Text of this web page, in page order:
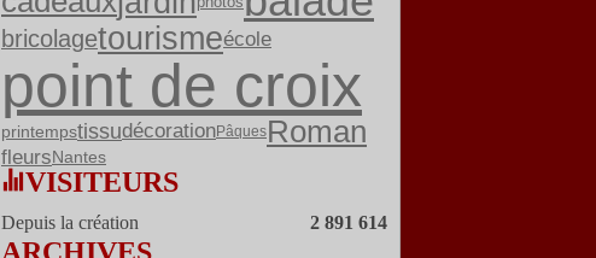
bricolagetourismeécole
point de croix
printempstissudécorationPâquesRoman
fleurs Nantes
VISITEURS
Depuis la création 2 891 614